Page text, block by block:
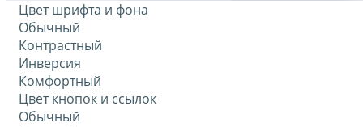
Цвет шрифта и фона
Обычный
Контрастный
Инверсия
Комфортный
Цвет кнопок и ссылок
Обычный